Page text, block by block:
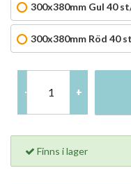
300x380mm Gul 40
300x380mm Röd 40
- +
Finns i lager